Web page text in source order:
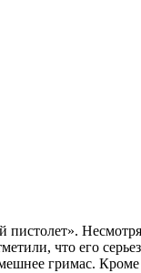
что его
гримас.